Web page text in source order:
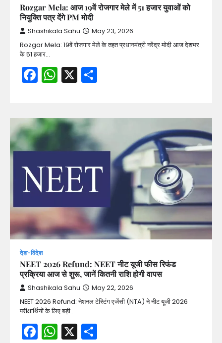
Rozgar Mela: आज 19वें रोजगार मेले में 51 हजार युवाओं को
नियुक्ति पत्र देंगे PM मोदी
Shashikala Sahu May 23, 2026
Rozgar Mela: 19वें रोजगार मेले के तहत प्रधानमंत्री नरेंद्र मोदी आज देशभर
के 51 हजार…
Facebook
WhatsApp
X
देश-विदेश
NEET 2026 Refund: NEET नीट यूजी फीस रिफंड
प्रक्रिया आज से शुरू, जानें कितनी राशि होगी वापस
Shashikala Sahu May 22, 2026
NEET 2026 Refund: नेशनल टेस्टिंग एजेंसी (NTA) ने नीट यूजी 2026
परीक्षार्थियों के लिए बड़ी…
Facebook
WhatsApp
X